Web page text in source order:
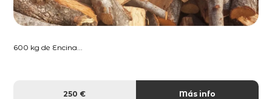
600 kg de Encina...
250 € Más info